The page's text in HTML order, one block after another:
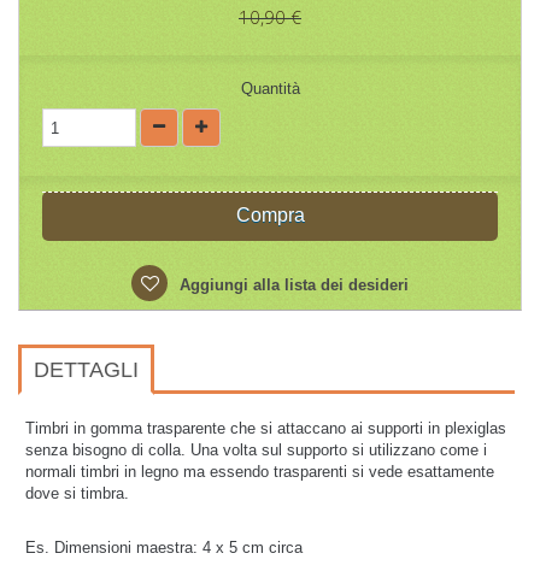
10,90 €
Quantità
Compra
Aggiungi alla lista dei desideri
DETTAGLI
Timbri in gomma trasparente che si attaccano ai supporti in plexiglas
senza bisogno di colla. Una volta sul supporto si utilizzano come i
normali timbri in legno ma essendo trasparenti si vede esattamente
dove si timbra.
Es. Dimensioni maestra: 4 x 5 cm circa